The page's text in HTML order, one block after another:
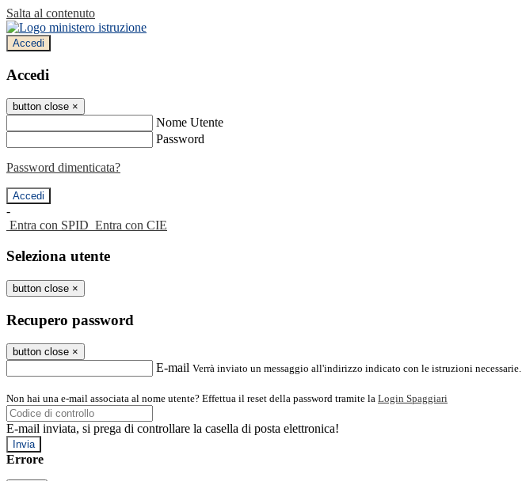
Salta al contenuto
Accedi
Accedi
button close ×
Nome Utente
Password
Password dimenticata?
-
Entra con SPID Entra con CIE
Seleziona utente
button close ×
Recupero password
button close ×
E-mail Verrà inviato un messaggio all'indirizzo indicato con le istruzioni necessarie.
Non hai una e-mail associata al nome utente? Effettua il reset della password tramite la Login Spaggiari
E-mail inviata, si prega di controllare la casella di posta elettronica!
Errore